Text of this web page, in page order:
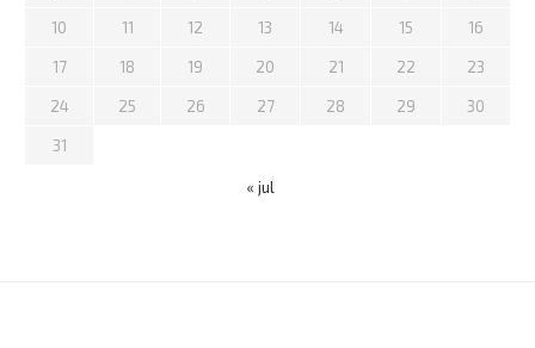
10 11 12 13 14 15 16
17 18 19 20 21 22 23
24 25 26 27 28 29 30
31
« jul